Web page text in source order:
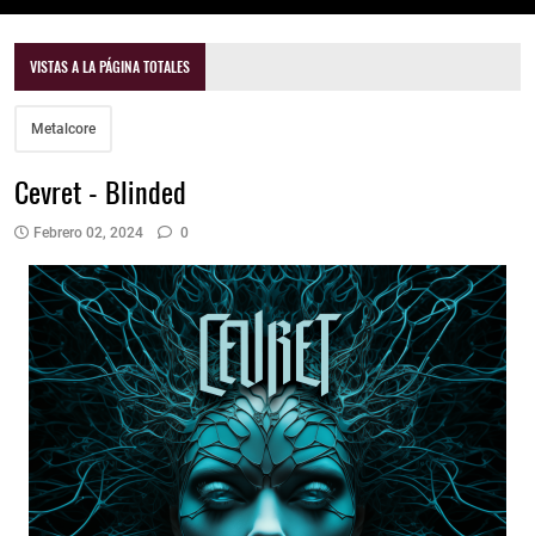
VISTAS A LA PÁGINA TOTALES
Metalcore
Cevret - Blinded
Febrero 02, 2024 0